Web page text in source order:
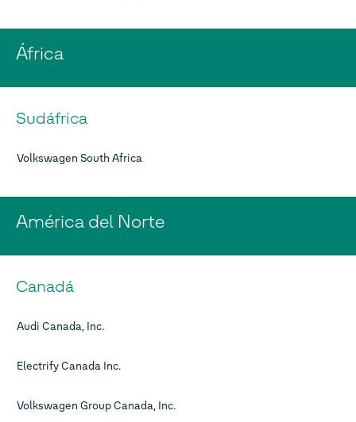
África
Sudáfrica
Volkswagen South Africa
América del Norte
Canadá
Audi Canada, Inc.
Electrify Canada Inc.
Volkswagen Group Canada, Inc.